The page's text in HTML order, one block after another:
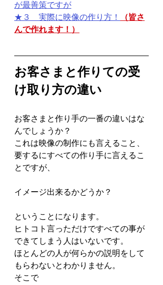
が最善策ですが
★３　実際に映像の作り方！
（皆さ
んで作れます！）
お客さまと作りての受
け取り方の違い
お客さまと作り手の一番の違いはな
んでしょうか？
これは映像の制作にも言えること、
要するにすべての作り手に言えるこ
とですが、
イメージ出来るかどうか？
ということになります。
ヒトコト言っただけですべての事が
できてしまう人はいないです。
ほとんどの人が何らかの説明をして
もらわないとわかりません。
そこで